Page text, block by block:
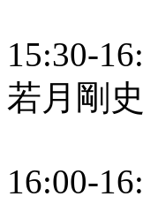
15:30-
若月剛史
16:00-